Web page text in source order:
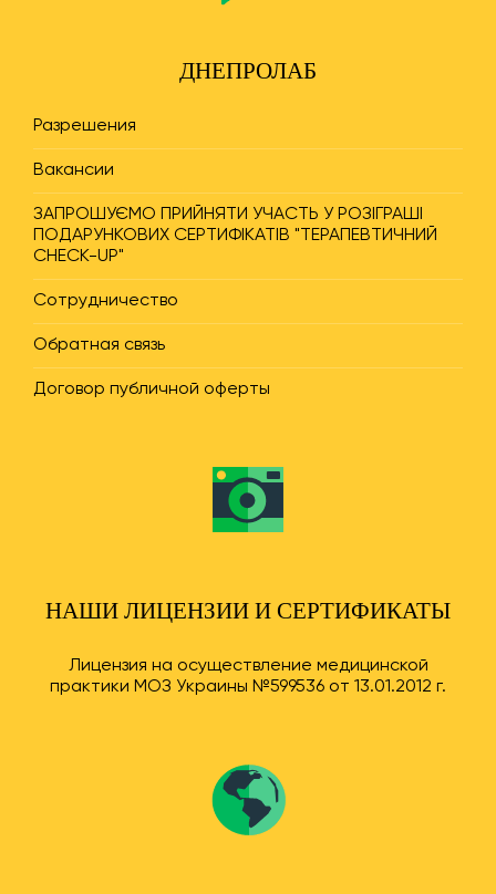
ДНЕПРОЛАБ
Разрешения
Вакансии
ЗАПРОШУЄМО ПРИЙНЯТИ УЧАСТЬ У РОЗІГРАШІ
ПОДАРУНКОВИХ СЕРТИФІКАТІВ "ТЕРАПЕВТИЧНИЙ
CHECK-UP"
Сотрудничество
Обратная связь
Договор публичной оферты
НАШИ ЛИЦЕНЗИИ И СЕРТИФИКАТЫ
Лицензия на осуществление медицинской
практики МОЗ Украины №599536 от 13.01.2012 г.